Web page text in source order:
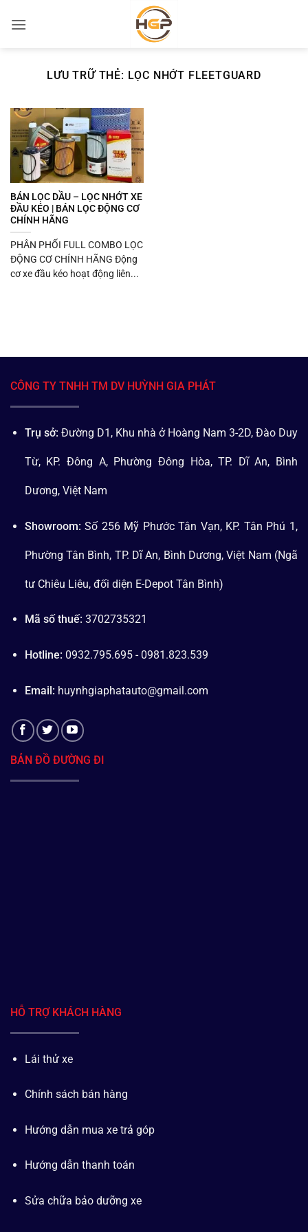
qua
LƯU TRỮ THẺ: LỌC NHỚT FLEETGUARD
BÁN LỌC DẦU – LỌC NHỚT XE
ĐẦU KÉO | BÁN LỌC ĐỘNG CƠ
CHÍNH HÃNG
PHÂN PHỐI FULL COMBO LỌC
ĐỘNG CƠ CHÍNH HÃNG Động
cơ xe đầu kéo hoạt động liên...
CÔNG TY TNHH TM DV HUỲNH GIA PHÁT
Trụ sở: Đường D1, Khu nhà ở Hoàng Nam 3-2D, Đào Duy
Từ, KP. Đông A, Phường Đông Hòa, TP. Dĩ An, Bình
Dương, Việt Nam
Showroom: Số 256 Mỹ Phước Tân Vạn, KP. Tân Phú 1,
Phường Tân Bình, TP. Dĩ An, Bình Dương, Việt Nam (Ngã
tư Chiêu Liêu, đối diện E-Depot Tân Bình)
Mã số thuế: 3702735321
Hotline: 0932.795.695 - 0981.823.539
Email: huynhgiaphatauto@gmail.com
BẢN ĐỒ ĐƯỜNG ĐI
HỖ TRỢ KHÁCH HÀNG
Lái thử xe
Chính sách bán hàng
Hướng dẫn mua xe trả góp
Hướng dẫn thanh toán
Sửa chữa bảo dưỡng xe